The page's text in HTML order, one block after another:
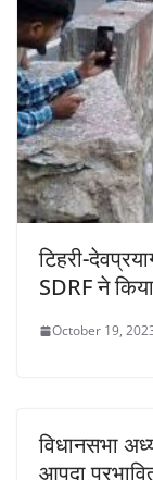
टिहरी-
SDRF ने
October 19,
विधानसभा
आपदा